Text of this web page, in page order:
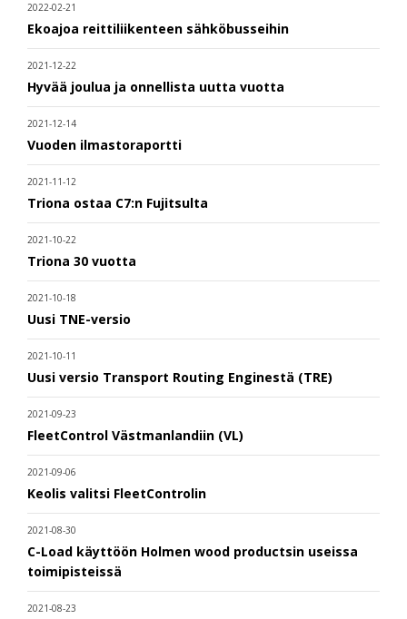
2022-02-21
Ekoajoa reittiliikenteen sähköbusseihin
2021-12-22
Hyvää joulua ja onnellista uutta vuotta
2021-12-14
Vuoden ilmastoraportti
2021-11-12
Triona ostaa C7:n Fujitsulta
2021-10-22
Triona 30 vuotta
2021-10-18
Uusi TNE-versio
2021-10-11
Uusi versio Transport Routing Enginestä (TRE)
2021-09-23
FleetControl Västmanlandiin (VL)
2021-09-06
Keolis valitsi FleetControlin
2021-08-30
C-Load käyttöön Holmen wood productsin useissa
toimipisteissä
2021-08-23